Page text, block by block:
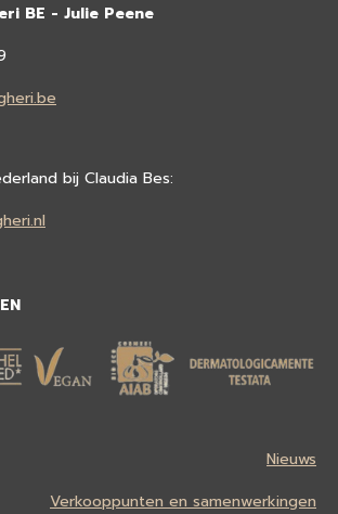
BE - Julie Peene
bij Claudia Bes:
Nieuws
Verkooppunten en samenwerkingen